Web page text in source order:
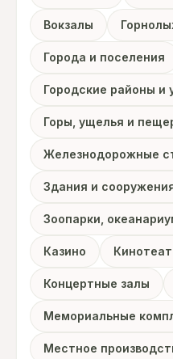
Вокзалы
Города и поселения
Городские районы и
Горы, ущелья и
Железнодорожные
Здания и
Зоопарки,
Казино
Концертные залы
Мемориальные
Местное